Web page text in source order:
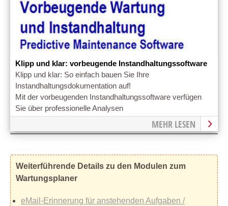
Klipp und klar: vorbeugende Instandhaltungssoftware
Klipp und klar: So einfach bauen Sie Ihre
Instandhaltungsdokumentation auf!
Mit der vorbeugenden Instandhaltungssoftware verfügen
Sie über professionelle Analysen
MEHR LESEN
Weiterführende Details zu den Modulen zum
Wartungsplaner
eMail-Erinnerung für anstehenden Aufgaben /